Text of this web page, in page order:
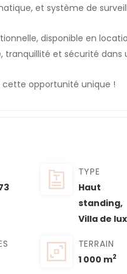
et système de
disponible en
tranquillité et sécurité dans
cette opportunité unique !
TYPE
Haut
standing,
Villa de
TERRAIN
1 000 m2